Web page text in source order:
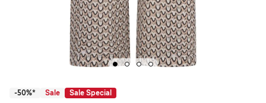
-50%* Sale Sale Special